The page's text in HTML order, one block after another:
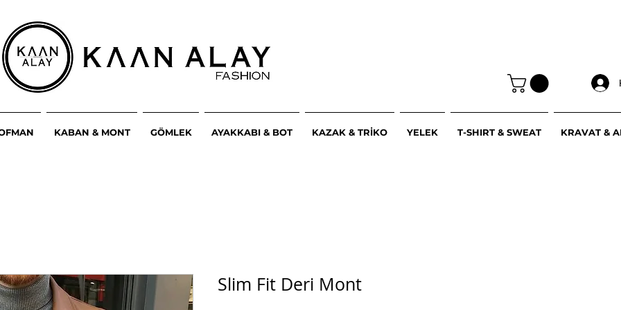
KABAN & MONT GÖMLEK AYAKKABI & BOT KAZAK & TRİKO YELEK T-SHIRT & SWEAT KRAVAT &
Slim Fit Deri Mont